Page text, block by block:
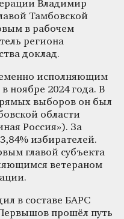
Владимир
Тамбовской
в рабочем
региона
доклад.
исполняющим
ноябре 2024 года. В
выборов он был
области
Россия»). За
избирателей.
главой субъекта
ветераном
в составе БАРС
прошёл путь